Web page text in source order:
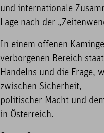
und internationale
Lage nach der
In einem offenen
verborgenen Bereich
Handelns und die Frage,
zwischen Sicherheit,
politischer Macht und
in Österreich.